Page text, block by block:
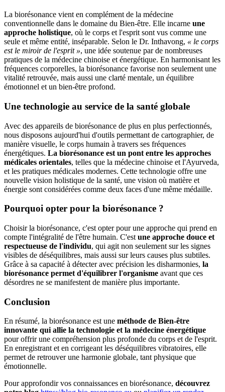
La biorésonance vient en complément de la médecine
conventionnelle dans le domaine du Bien-être. Elle incarne une
approche holistique, où le corps et l'esprit sont vus comme une
seule et même entité, inséparable. Selon le Dr. Inthavong, « le corps
est le miroir de l'esprit », une idée soutenue par de nombreuses
pratiques de la médecine chinoise et énergétique. En harmonisant les
fréquences corporelles, la biorésonance favorise non seulement une
vitalité retrouvée, mais aussi une clarté mentale, un équilibre
émotionnel et un bien-être profond.
Une technologie au service de la santé globale
Avec des appareils de biorésonance de plus en plus perfectionnés,
nous disposons aujourd'hui d'outils permettant de cartographier, de
manière visuelle, le corps humain à travers ses fréquences
énergétiques. La biorésonance est un pont entre les approches
médicales orientales, telles que la médecine chinoise et l'Ayurveda,
et les pratiques médicales modernes. Cette technologie offre une
nouvelle vision holistique de la santé, une vision où matière et
énergie sont considérées comme deux faces d'une même médaille.
Pourquoi opter pour la biorésonance ?
Choisir la biorésonance, c'est opter pour une approche qui prend en
compte l'intégralité de l'être humain. C'est une approche douce et
respectueuse de l'individu, qui agit non seulement sur les signes
visibles de déséquilibres, mais aussi sur leurs causes plus subtiles.
Grâce à sa capacité à détecter avec précision les disharmonies, la
biorésonance permet d'équilibrer l'organisme avant que ces
désordres ne se manifestent de manière plus importante.
Conclusion
En résumé, la biorésonance est une méthode de Bien-être
innovante qui allie la technologie et la médecine énergétique
pour offrir une compréhension plus profonde du corps et de l'esprit.
En enregistrant et en corrigeant les déséquilibres vibratoires, elle
permet de retrouver une harmonie globale, tant physique que
émotionnelle.
Pour approfondir vos connaissances en biorésonance, découvrez